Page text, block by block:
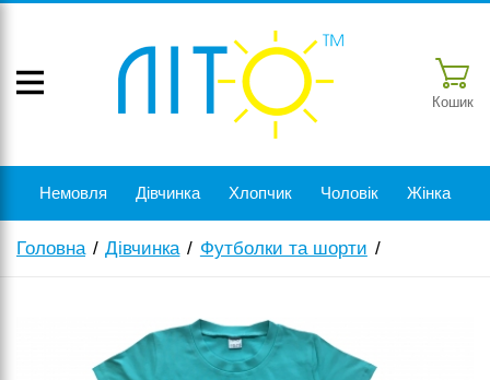
Кошик
Немовля Дівчинка Хлопчик Чоловік Жінка
Головна Дівчинка Футболки та шорти